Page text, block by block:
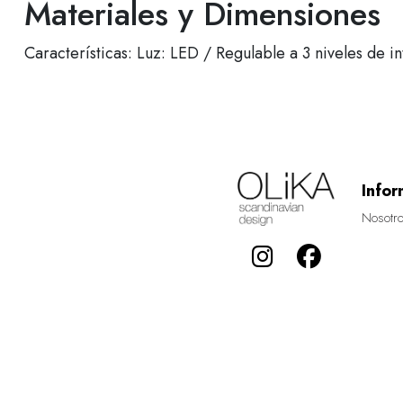
Materiales y Dimensiones
Características: Luz: LED / Regulable a 3 niveles de